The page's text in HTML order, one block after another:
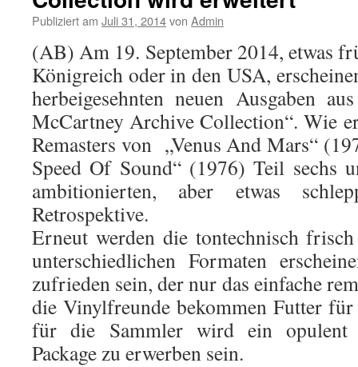
Publiziert am Juli 31, 2014von Admin
(AB) Am 19. September 2014, etwas
Königreich oder in den USA,
herbeigesehnten neuen Ausgaben
McCartney Archive Collection“. Wie
Remasters von „Venus And Mars“
Speed Of Sound“ (1976) Teil sechs
ambitionierten, aber etwas
Retrospektive.
Erneut werden die tontechnisch
unterschiedlichen Formaten
zufrieden sein, der nur das einfache
die Vinylfreunde bekommen Futter
für die Sammler wird ein opulent
Package zu erwerben sein.